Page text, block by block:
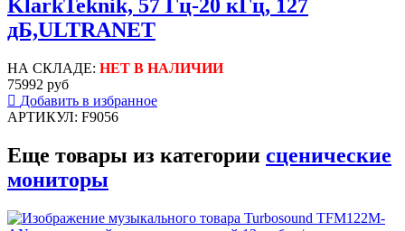
KlarkTeknik, 57 Гц-20 кГц, 127
дБ,ULTRANET
НА СКЛАДЕ: НЕТ В НАЛИЧИИ
75992 руб
Добавить в избранное
АРТИКУЛ: F9056
Еще товары из категории сценические
мониторы